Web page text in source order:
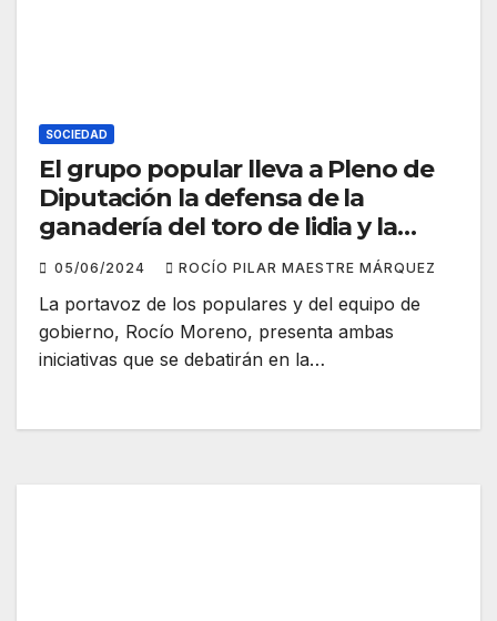
SOCIEDAD
El grupo popular lleva a Pleno de
Diputación la defensa de la
ganadería del toro de lidia y la
mejora de la N-435
05/06/2024 ROCÍO PILAR MAESTRE MÁRQUEZ
La portavoz de los populares y del equipo de
gobierno, Rocío Moreno, presenta ambas
iniciativas que se debatirán en la…